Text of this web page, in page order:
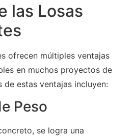
las Losas
ofrecen múltiples ventajas
en muchos proyectos de
de estas ventajas incluyen:
Peso
se logra una